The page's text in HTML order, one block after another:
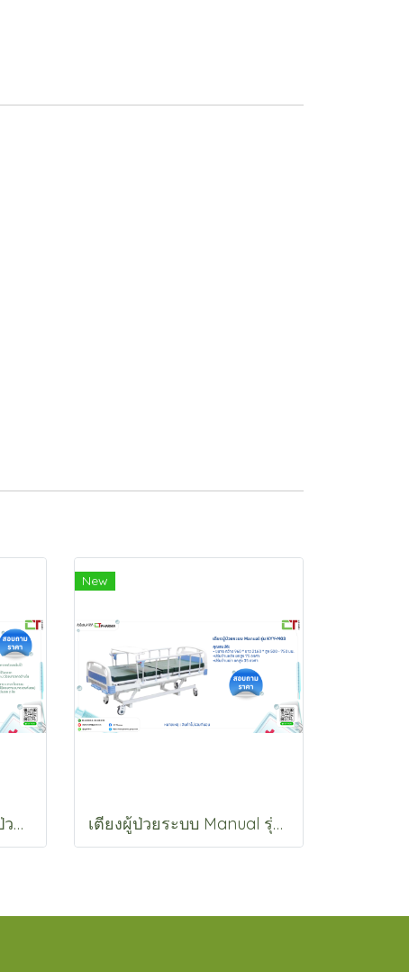
รถเข็นนอนเคลื่อนย้ายผู้ป่วย รุ่น PP037(A)
New
เตียงผู้ป่วยระบบ Manual รุ่น KYY-M03